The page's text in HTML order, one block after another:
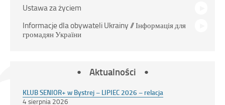
Ustawa za życiem
Informacje dla obywateli Ukrainy // Інформація для
громадян України
Aktualności
KLUB SENIOR+ w Bystrej – LIPIEC 2026 – relacja
4 sierpnia 2026